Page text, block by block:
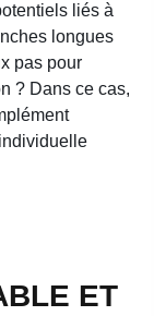
liés à
longues
pas pour
? Dans ce cas,
ET